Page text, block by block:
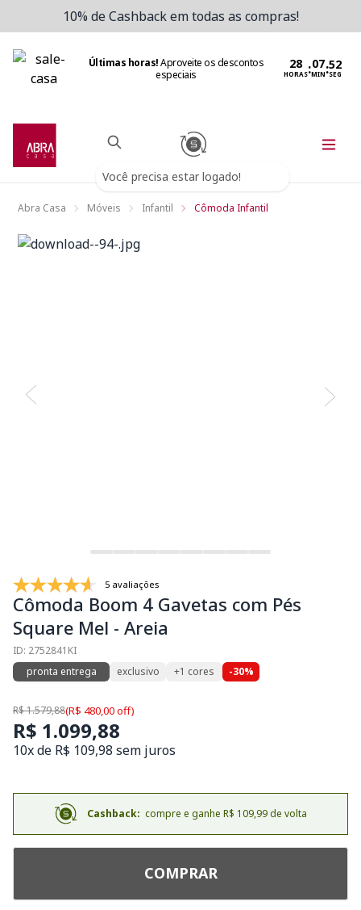
10% de Cashback em todas as compras!
Últimas horas!Aproveite os descontos
especiais
HORAS:MIN:SEG
Você precisa estar logado!
Abra Casa Móveis Infantil Cômoda Infantil
5 avaliações
Cômoda Boom 4 Gavetas com Pés
Square Mel - Areia
ID: 2752841KI
pronta entrega
exclusivo +1 cores -30%
R$ 1.579,88(R$ 480,00 off)
R$ 1.099,88
10x de R$ 109,98 sem juros
Cashback: compre e ganhe R$ 109,99 de volta
COMPRAR